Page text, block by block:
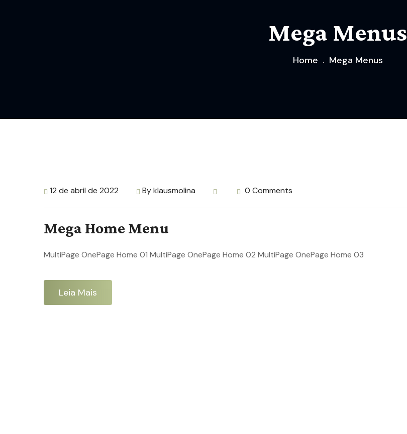
Mega Menus
Home Mega Menus
12 de abril de 2022 Byklausmolina 0 Comments
Mega Home Menu
MultiPage OnePage Home 01 MultiPage OnePage Home 02 MultiPage OnePage Home 03
Leia Mais